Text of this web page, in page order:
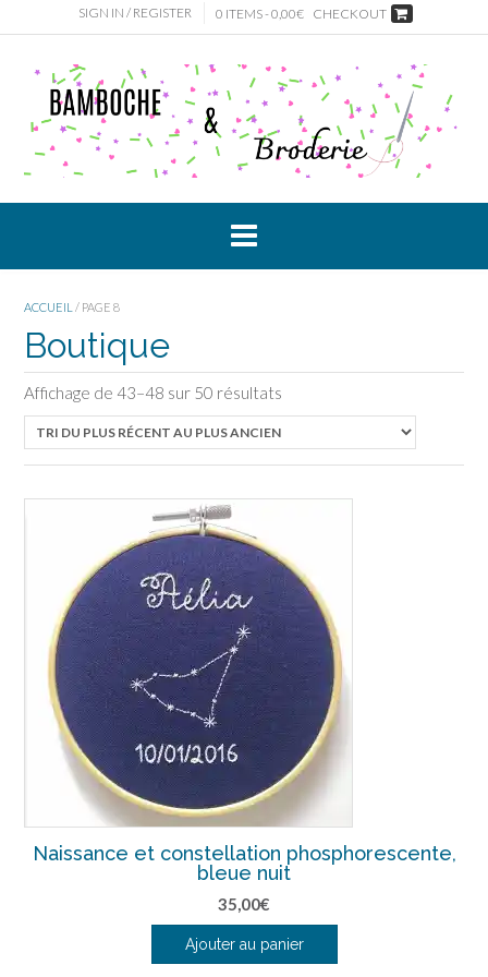
to
SIGN IN / REGISTER 0 ITEMS - 0,00€ CHECKOUT
ACCUEIL / PAGE 8
Boutique
Affichage de 43–48 sur 50 résultats
Naissance et constellation phosphorescente,
bleue nuit
35,00€
Ajouter au panier